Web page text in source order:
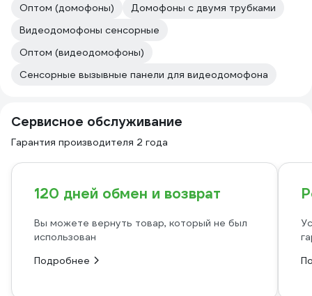
Оптом (домофоны)
Домофоны с двумя трубками
Видеодомофоны сенсорные
Оптом (видеодомофоны)
Сенсорные вызывные панели для видеодомофона
Сервисное обслуживание
Гарантия производителя 2 года
120 дней обмен и возврат
Вы можете вернуть товар, который не был
использован
Подробнее